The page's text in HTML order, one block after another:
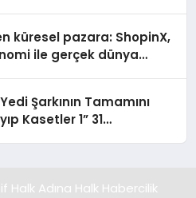
küresel pazara: ShopinX,
ile gerçek dünya
Şarkının Tamamını
Kasetler 1” 31
Halk Adına Halk Habercilik